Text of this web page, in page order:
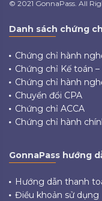
© 2021 GonnaPass. All
Danh sách chứng
Chứng chỉ hành
Chứng chỉ Kế toán
Chứng chỉ hành
Chuyển đổi CPA
Chứng chỉ ACCA
Chứng chỉ hành
GonnaPass hướng
Hướng dẫn thanh
Điều khoản sử dụng